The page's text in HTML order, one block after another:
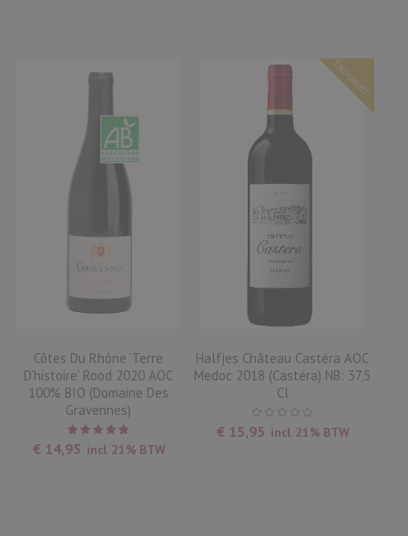
Côtes Du Rhône ‘Terre
D’histoire’ Rood 2020 AOC
100% BIO (Domaine Des
Gravennes)
Waardering
5.00uit
€ 14,95 incl. 21% BTW
Exclusief
Halfjes Château Castéra AOC
Medoc 2018 (Castéra) NB: 37,5
Cl
€ 15,95 incl. 21% BTW